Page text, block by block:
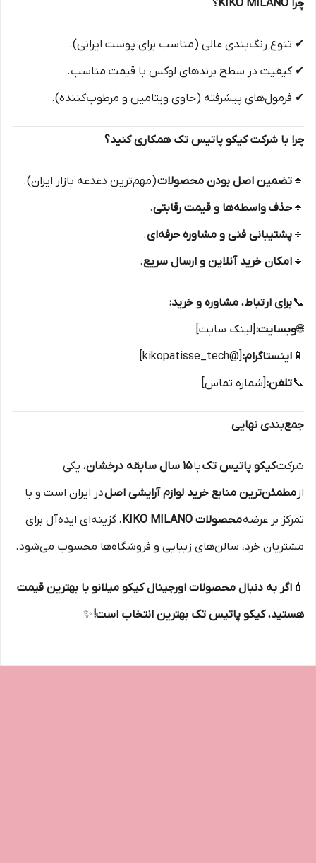
چرا KIKO MILANO؟
✔ تنوع رنگ‌بندی عالی (مناسب برای پوست ایرانی).
✔ کیفیت در سطح برندهای لوکس با قیمت مناسب.
✔ فرمول‌های پیشرفته (حاوی ویتامین و مرطوب‌کننده).
چرا با شرکت کیکو پاتیس تک همکاری کنید؟
🔹 تضمین اصل بودن محصولات(مهم‌ترین دغدغه بازار ایران).
🔹حذف واسطه‌ها و قیمت رقابتی.
🔹 پشتیبانی فنی و مشاوره حرفه‌ای.
🔹 امکان خرید آنلاین و ارسال سریع.
📞برای ارتباط، مشاوره و خرید:
🌐وبسایت:[لینک سایت]
📱 اینستاگرام:[@kikopatisse_tech]
📞تلفن:[شماره تماس]
جمع‌بندی نهایی
شرکتکیکو پاتیس تکبا۱۵ سال سابقه درخشان
، یکی
از مطمئن‌ترین منابع خرید لوازم آرایشی اصلدر ایران است و با
تمرکز بر عرضهمحصولات KIKO MILANO
، گزینه‌ای ایده‌آل برای
مشتریان خرد، سالن‌های زیبایی و فروشگاه‌ها محسوب می‌شود.
💄 اگر به دنبال محصولات اورجینال کیکو میلانو با بهترین قیمت
هستید، کیکو پاتیس تک بهترین انتخاب است!✨